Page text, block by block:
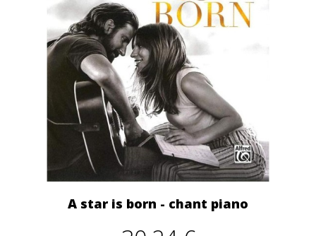
A star is born - chant piano